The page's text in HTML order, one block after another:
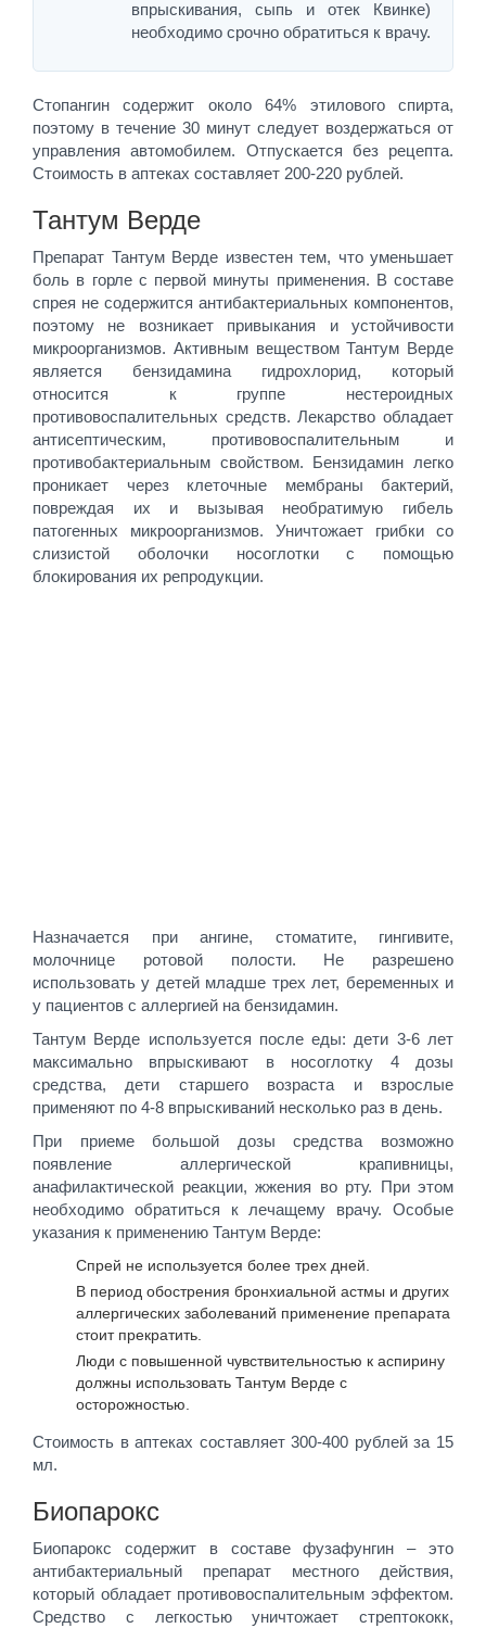
впрыскивания, сыпь и отек Квинке)
необходимо срочно обратиться к врачу.
Стопангин содержит около 64% этилового спирта,
поэтому в течение 30 минут следует воздержаться от
управления автомобилем. Отпускается без рецепта.
Стоимость в аптеках составляет 200-220 рублей.
Тантум Верде
Препарат Тантум Верде известен тем, что уменьшает
боль в горле с первой минуты применения. В составе
спрея не содержится антибактериальных компонентов,
поэтому не возникает привыкания и устойчивости
микроорганизмов. Активным веществом Тантум Верде
является бензидамина гидрохлорид, который
относится к группе нестероидных
противовоспалительных средств. Лекарство обладает
антисептическим, противовоспалительным и
противобактериальным свойством. Бензидамин легко
проникает через клеточные мембраны бактерий,
повреждая их и вызывая необратимую гибель
патогенных микроорганизмов. Уничтожает грибки со
слизистой оболочки носоглотки с помощью
блокирования их репродукции.
Назначается при ангине, стоматите, гингивите,
молочнице ротовой полости. Не разрешено
использовать у детей младше трех лет, беременных и
у пациентов с аллергией на бензидамин.
Тантум Верде используется после еды: дети 3-6 лет
максимально впрыскивают в носоглотку 4 дозы
средства, дети старшего возраста и взрослые
применяют по 4-8 впрыскиваний несколько раз в день.
При приеме большой дозы средства возможно
появление аллергической крапивницы,
анафилактической реакции, жжения во рту. При этом
необходимо обратиться к лечащему врачу. Особые
указания к применению Тантум Верде:
Спрей не используется более трех дней.
В период обострения бронхиальной астмы и других
аллергических заболеваний применение препарата
стоит прекратить.
Люди с повышенной чувствительностью к аспирину
должны использовать Тантум Верде с
осторожностью.
Стоимость в аптеках составляет 300-400 рублей за 15
мл.
Биопарокс
Биопарокс содержит в составе фузафунгин – это
антибактериальный препарат местного действия,
который обладает противовоспалительным эффектом.
Средство с легкостью уничтожает стрептококк,